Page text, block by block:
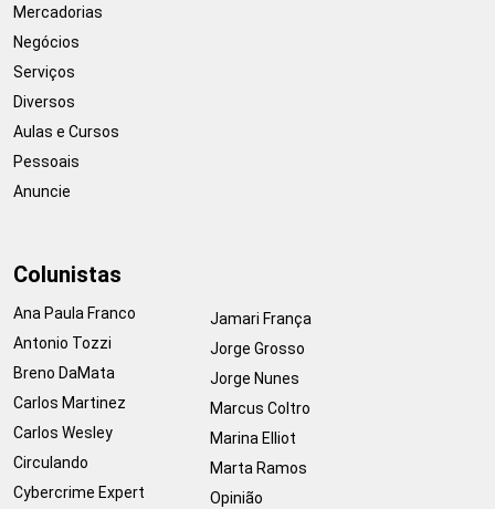
Mercadorias
Negócios
Serviços
Diversos
Aulas e Cursos
Pessoais
Anuncie
Colunistas
Ana Paula Franco
Antonio Tozzi
Breno DaMata
Carlos Martinez
Carlos Wesley
Circulando
Cybercrime Expert
Jamari França
Jorge Grosso
Jorge Nunes
Marcus Coltro
Marina Elliot
Marta Ramos
Opinião